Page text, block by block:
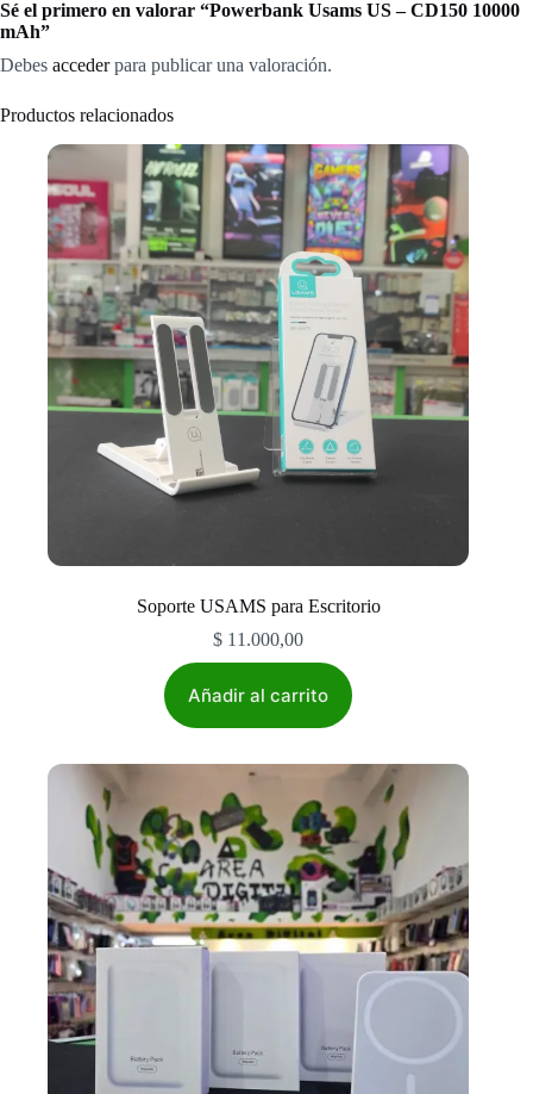
Sé el primero en valorar “Powerbank Usams US – CD150 10000
mAh”
Debes accederpara publicar una valoración.
Productos relacionados
Soporte USAMS para Escritorio
$ 11.000,00
Añadir al carrito